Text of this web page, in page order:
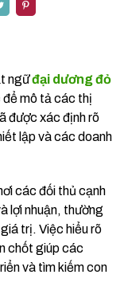
ngữđại dương đỏ
để mô tả các thị
được xác định rõ
lập và các doanh
các đối thủ cạnh
lợi nhuận, thường
trị. Việc hiểu rõ
chốt giúp các
và tìm kiếm con